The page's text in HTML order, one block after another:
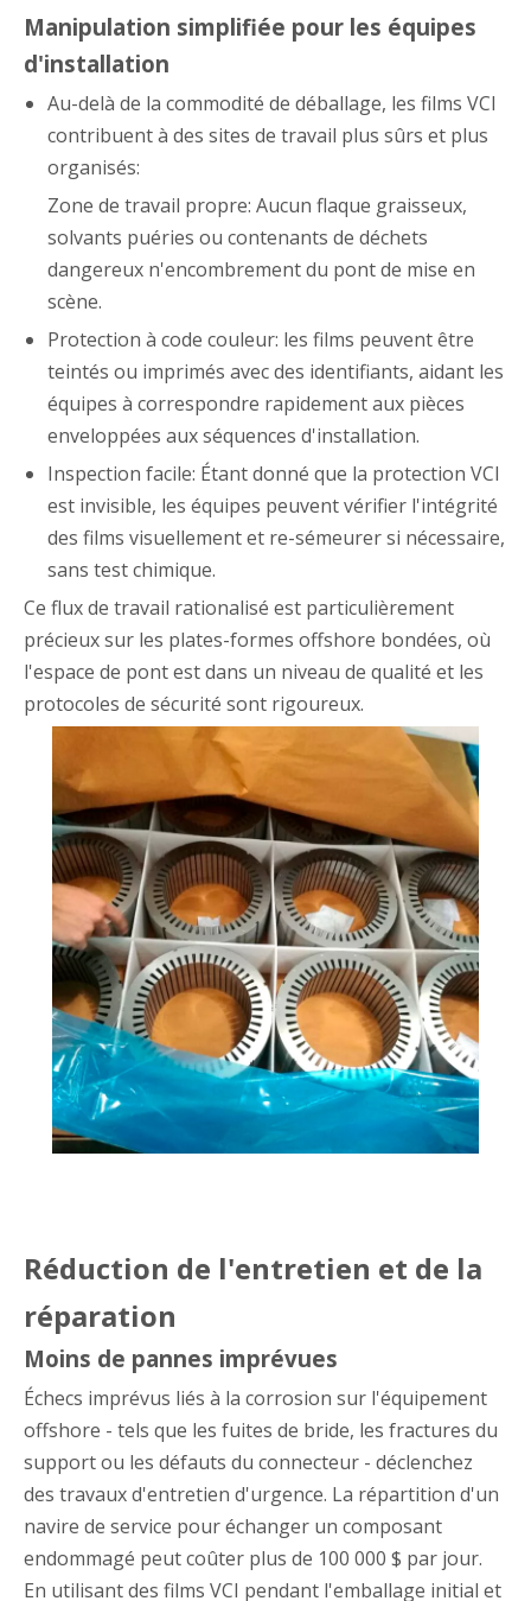
Manipulation simplifiée pour les équipes
d'installation
Au-delà de la commodité de déballage, les films VCI
contribuent à des sites de travail plus sûrs et plus
organisés:
Zone de travail propre: Aucun flaque graisseux,
solvants puéries ou contenants de déchets
dangereux n'encombrement du pont de mise en
scène.
Protection à code couleur: les films peuvent être
teintés ou imprimés avec des identifiants, aidant les
équipes à correspondre rapidement aux pièces
enveloppées aux séquences d'installation.
Inspection facile: Étant donné que la protection VCI
est invisible, les équipes peuvent vérifier l'intégrité
des films visuellement et re-sémeurer si nécessaire,
sans test chimique.
Ce flux de travail rationalisé est particulièrement
précieux sur les plates-formes offshore bondées, où
l'espace de pont est dans un niveau de qualité et les
protocoles de sécurité sont rigoureux.
Réduction de l'entretien et de la
réparation
Moins de pannes imprévues
Échecs imprévus liés à la corrosion sur l'équipement
offshore - tels que les fuites de bride, les fractures du
support ou les défauts du connecteur - déclenchez
des travaux d'entretien d'urgence. La répartition d'un
navire de service pour échanger un composant
endommagé peut coûter plus de 100 000 $ par jour.
En utilisant des films VCI pendant l'emballage initial et